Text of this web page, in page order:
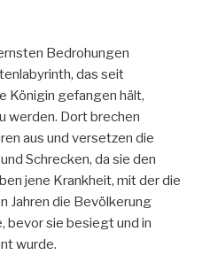
Bedrohungen
das seit
Königin gefangen hält,
werden. Dort brechen
aus und versetzen die
Schrecken, da sie den
jene Krankheit, mit der die
Jahren die Bevölkerung
bevor sie besiegt und in
wurde.